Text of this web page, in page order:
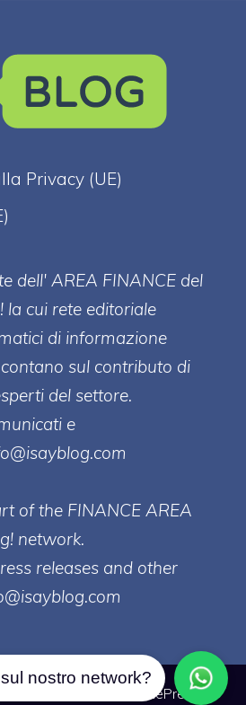
Privacy (UE)
dell' AREA FINANCE del
la cui rete editoriale
di informazione
sul contributo di
del settore.
e
of the FINANCE AREA
network.
releases and other
GeneratePress
nostro network?